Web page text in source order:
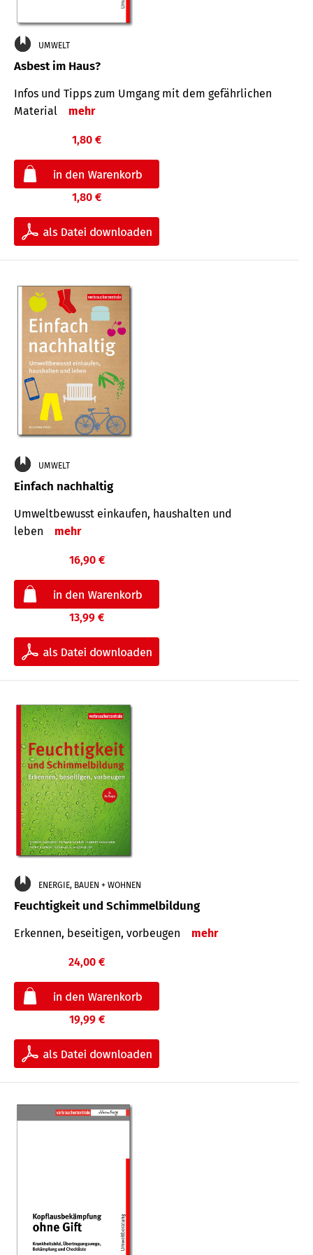
UMWELT
Asbest im Haus?
Infos und Tipps zum Um­gang mit dem ge­fähr­lichen
Mate­rial
mehr
1,80 €
1,80 €
UMWELT
Einfach nachhaltig
Umweltbewusst einkaufen, haushalten und
leben
mehr
16,90 €
13,99 €
ENERGIE, BAUEN + WOHNEN
Feuchtigkeit und Schimmelbildung
Erkennen, beseitigen, vorbeugen mehr
24,00 €
19,99 €